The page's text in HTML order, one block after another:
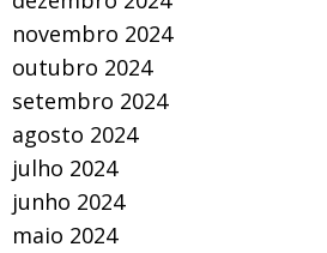
novembro 2024
outubro 2024
setembro 2024
agosto 2024
julho 2024
junho 2024
maio 2024